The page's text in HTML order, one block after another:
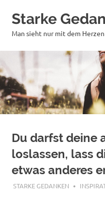
Inhalt
springen
Starke
Man sieht nur mit dem
Du darfst deine
loslassen, lass
etwas anderes
AUGUST 24, 2022
STARKE GEDANKEN